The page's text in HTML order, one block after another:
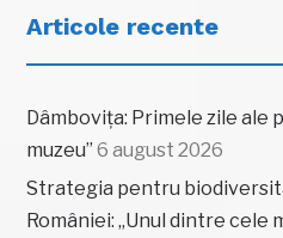
Articole recente
Dâmbovița: Primele zile ale
muzeu” 6 august 2026
Strategia pentru
României: „Unul dintre cele